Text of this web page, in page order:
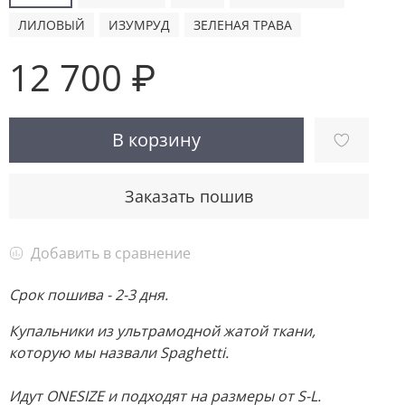
ЛИЛОВЫЙ
ИЗУМРУД ЗЕЛЕНАЯ ТРАВА
12 700 ₽
В корзину
Заказать пошив
Добавить в сравнение
Срок пошива - 2-3 дня.
Купальники из ультрамодной жатой ткани,
которую мы назвали Spaghetti.
Идут ONESIZE и подходят на размеры от S-L.